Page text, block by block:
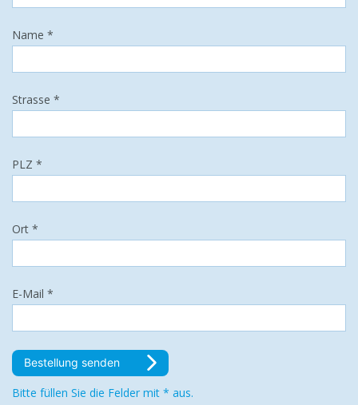
Name *
Strasse *
PLZ *
Ort *
E-Mail *
Bestellung senden
Bitte füllen Sie die Felder mit * aus.